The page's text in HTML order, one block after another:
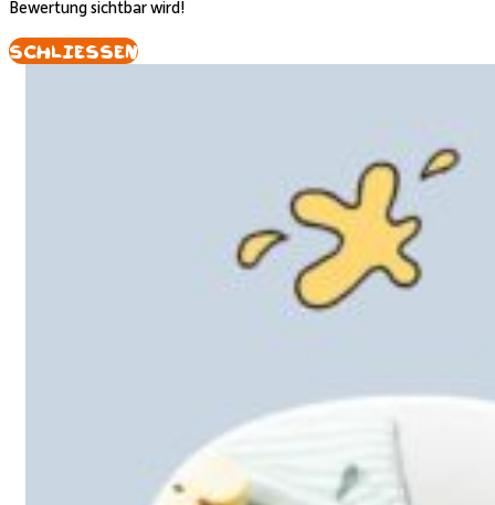
Bewertung sichtbar wird!
Schliessen